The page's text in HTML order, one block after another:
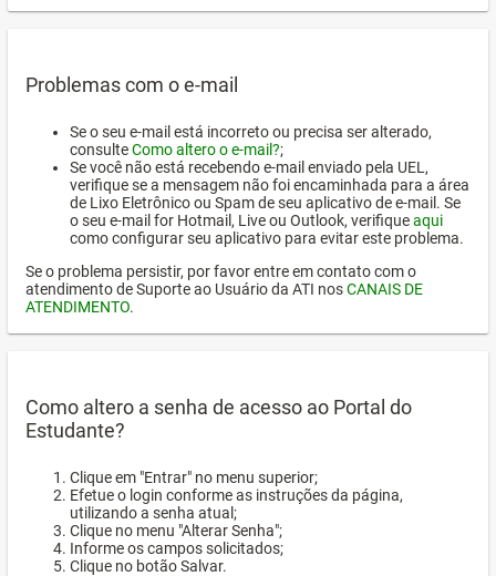
Problemas com o e-mail
Se o seu e-mail está incorreto ou precisa ser alterado,
consulteComo altero o e-mail?;
Se você não está recebendo e-mail enviado pela UEL,
verifique se a mensagem não foi encaminhada para a área
de Lixo Eletrônico ou Spam de seu aplicativo de e-mail. Se
o seu e-mail for Hotmail, Live ou Outlook, verifiqueaqui
como configurar seu aplicativo para evitar este problema.
Se o problema persistir, por favor entre em contato com o
atendimento de Suporte ao Usuário da ATI nosCANAIS DE
ATENDIMENTO.
Como altero a senha de acesso ao Portal do
Estudante?
Clique em "Entrar" no menu superior;
Efetue o login conforme as instruções da página,
utilizando a senha atual;
Clique no menu "Alterar Senha";
Informe os campos solicitados;
Clique no botão Salvar.